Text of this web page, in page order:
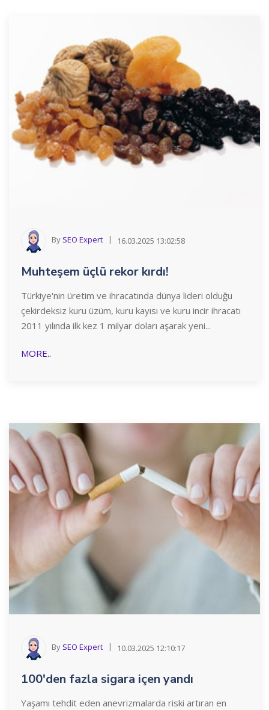
By SEO Expert 16.03.2025 13:02:58
Muhteşem üçlü rekor kırdı!
Türkiye'nin üretim ve ihracatında dünya lideri olduğu
çekirdeksiz kuru üzüm, kuru kayısı ve kuru incir ihracatı
2011 yılında ilk kez 1 milyar doları aşarak yeni...
MORE..
By SEO Expert 10.03.2025 12:10:17
100'den fazla sigara içen yandı
Yaşamı tehdit eden anevrizmalarda riski artıran en